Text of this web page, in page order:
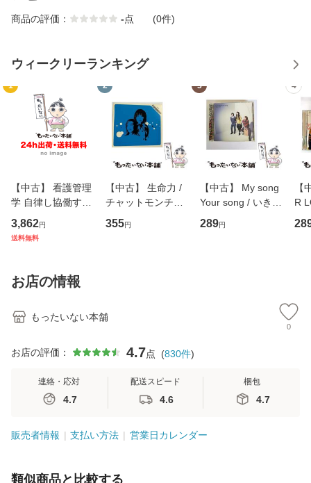
商品の評価： -点 (0件)
ウィークリーランキング
1
【中古】 看護管理
学 自律し協働する
専門職の看護マネ
ジメントスキル 改
恵 藤本幸三 / 南江
堂 [単行
3,862円
送料無料
2
【中古】 生命力 /
チャットモンチー /
キューンレコード
[CD]【メール便送
355円
3
【中古】 My song
Your song / いきも
のがかり / [CD]
【メール便送料無
289円
4
【
R
産
お店の情報
もったいない本舗
0
お店の評価： 4.7点 (830件)
連絡・応対
4.7
配送スピード
4.6
梱包
4.7
販売者情報 支払い方法 営業日カレンダー
類似商品と比較する